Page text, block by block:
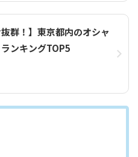
抜群！】東京都内のオシャ
ンキングTOP5